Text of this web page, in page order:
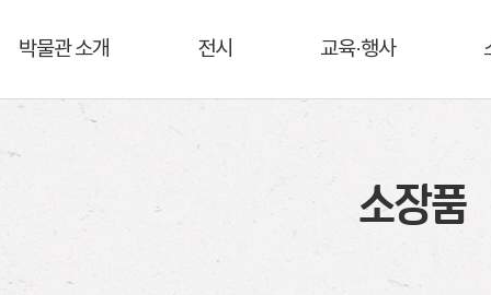
박물관 소개 전시 교육·행사
소장품